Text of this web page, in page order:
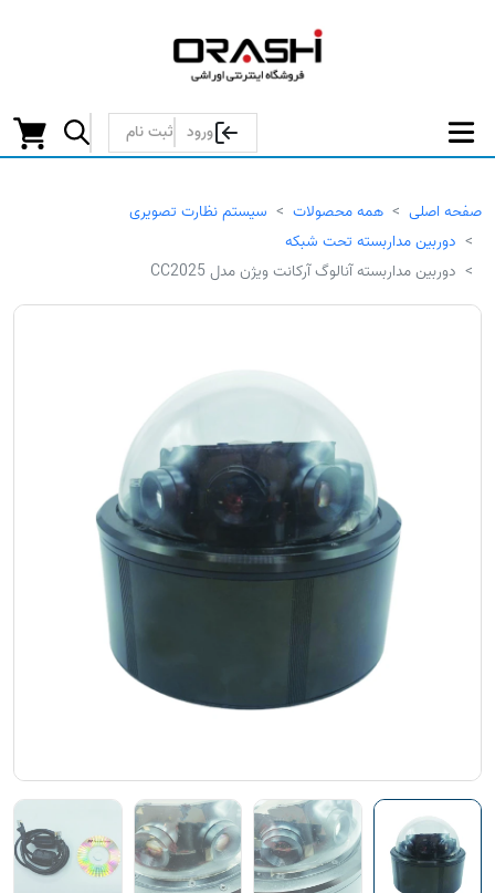
ورود ثبت نام
صفحه اصلی همه محصولات
سیستم نظارت تصویری
دوربین مداربسته تحت شبکه
دوربین مداربسته آنالوگ آرکانت ویژن مدل CC2025